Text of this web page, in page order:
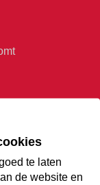
te laten
de website en